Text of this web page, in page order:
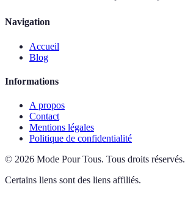
Navigation
Accueil
Blog
Informations
A propos
Contact
Mentions légales
Politique de confidentialité
© 2026 Mode Pour Tous. Tous droits réservés.
Certains liens sont des liens affiliés.